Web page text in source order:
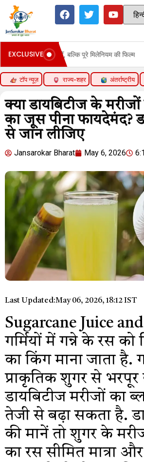
EXCLUSIVE
की नहीं, बल्कि पूरे मिलेनियम की फिल्म
टॉप न्यूज़ राज्य-शहर अंतर्राष्ट्रीय
क्या डायबिटीज के
का जूस पीना फायदेमंद?
से जान लीजिए
Jansarokar Bharat May 6, 2026
Last Updated:May 06, 2026, 18:12 IST
Sugarcane Juice
गर्मियों में गन्ने के रस को
का किंग माना जाता है.
प्राकृतिक शुगर से भरपूर
डायबिटीज मरीजों का
तेजी से बढ़ा सकता है.
की मानें तो शुगर के
का रस सीमित मात्रा